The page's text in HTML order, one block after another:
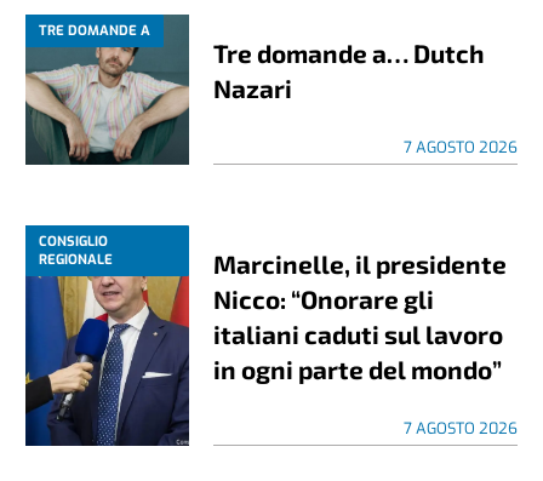
TRE DOMANDE A
Tre domande a… Dutch
Nazari
7 AGOSTO 2026
CONSIGLIO
REGIONALE
Marcinelle, il presidente
Nicco: “Onorare gli
italiani caduti sul lavoro
in ogni parte del mondo”
7 AGOSTO 2026